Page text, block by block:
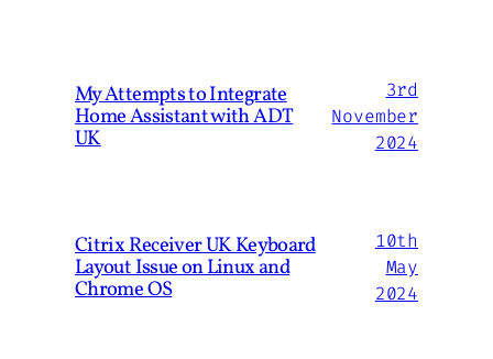
My Attempts to Integrate
Home Assistant with ADT
UK
3rd
November
2024
Citrix Receiver UK Keyboard
Layout Issue on Linux and
Chrome OS
10th
May
2024